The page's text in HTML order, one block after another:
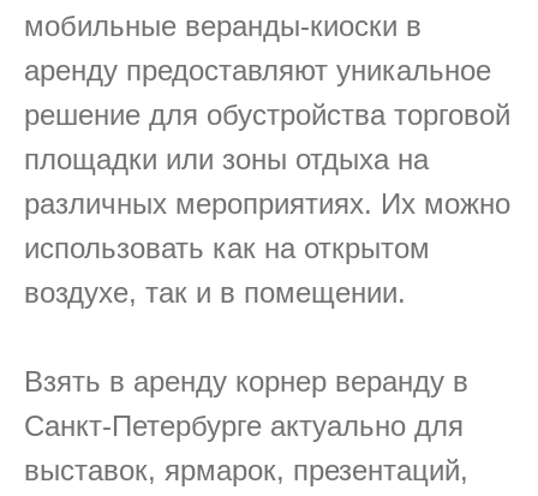
мобильные веранды-киоски в
аренду предоставляют уникальное
решение для обустройства торговой
площадки или зоны отдыха на
различных мероприятиях. Их можно
использовать как на открытом
воздухе, так и в помещении.
Взять в аренду корнер веранду в
Санкт-Петербурге актуально для
выставок, ярмарок, презентаций,